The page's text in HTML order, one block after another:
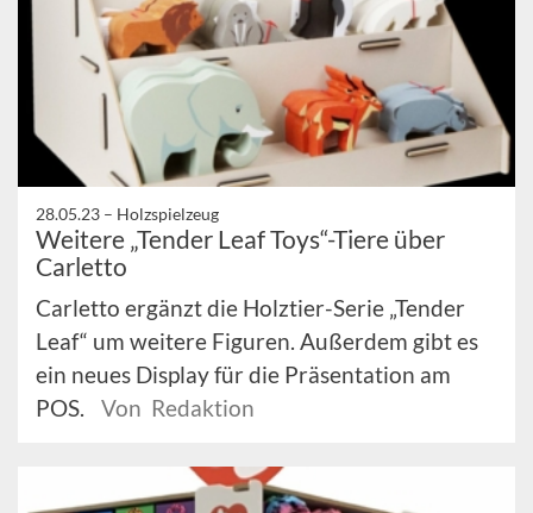
28.05.23 – Holzspielzeug
Weitere „Tender Leaf Toys“-Tiere über
Carletto
Carletto ergänzt die Holztier-Serie „Tender
Leaf“ um weitere Figuren. Außerdem gibt es
ein neues Display für die Präsentation am
POS.
Von Redaktion